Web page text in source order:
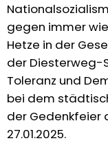
gegen immer
Hetze in der
der Diesterweg-
Toleranz und
bei dem
der
27.01.2025.